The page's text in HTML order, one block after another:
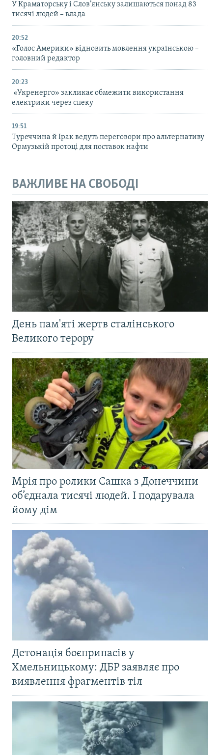
У Краматорську і Слов’янську залишаються понад 83
тисячі людей – влада
20:52
«Голос Америки» відновить мовлення українською –
головний редактор
20:23
«Укренерго» закликає обмежити використання
електрики через спеку
19:51
Туреччина й Ірак ведуть переговори про альтернативу
Ормузькій протоці для поставок нафти
ВАЖЛИВЕ НА СВОБОДІ
День пам'яті жертв сталінського
Великого терору
Мрія про ролики Сашка з Донеччини
об’єднала тисячі людей. І подарувала
йому дім
Детонація боєприпасів у
Хмельницькому: ДБР заявляє про
виявлення фрагментів тіл